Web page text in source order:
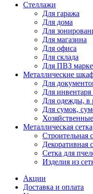
Стеллажи
Для гаража
Для дома
Для
Для магазина
Для офиса
Для склада
Для ПВЗ
Металлические
Для
Для
Для одежды, в
Для сумок,
Металлическая сетка
Строительная
Декоративная
Сетка для
Изделия из
Акции
Доставка и оплата